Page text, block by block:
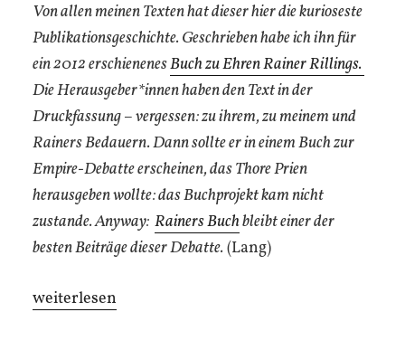
Von allen meinen Texten hat dieser hier die kurioseste
Publikationsgeschichte. Geschrieben habe ich ihn für
ein 2012 erschienenesBuch zu Ehren Rainer Rillings.
Die Herausgeber*innen haben den Text in der
Druckfassung – vergessen: zu ihrem, zu meinem und
Rainers Bedauern. Dann sollte er in einem Buch zur
Empire-Debatte erscheinen, das Thore Prien
herausgeben wollte: das Buchprojekt kam nicht
zustande. Anyway: Rainers Buchbleibt einer der
besten Beiträge dieser Debatte. (Lang)
„Jenseits
weiterlesen